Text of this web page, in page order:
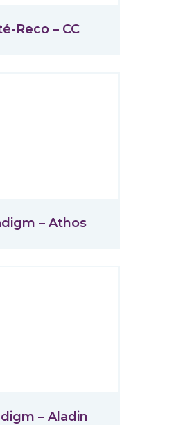
Reco – CC
– Athos
– Aladin